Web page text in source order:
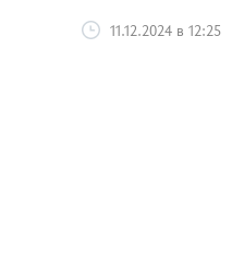
11.12.2024 в 12:25